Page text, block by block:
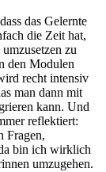
das Gelernte
die Zeit hat,
zu
den Modulen
recht intensiv
man dann mit
kann. Und
reflektiert:
Fragen,
bin ich wirklich
umzugehen.